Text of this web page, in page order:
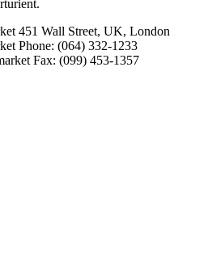
451 Wall Street, UK, London
Phone: (064) 332-1233
Fax: (099) 453-1357